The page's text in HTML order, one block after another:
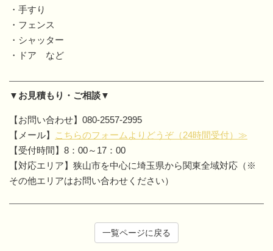
・手すり
・フェンス
・シャッター
・ドア など
▼お見積もり・ご相談▼
【お問い合わせ】080-2557-2995
【メール】
こちらのフォームよりどうぞ（24時間受付）≫
【受付時間】8：00～17：00
【対応エリア】狭山市を中心に埼玉県から関東全域対応（※
その他エリアはお問い合わせください）
一覧ページに戻る